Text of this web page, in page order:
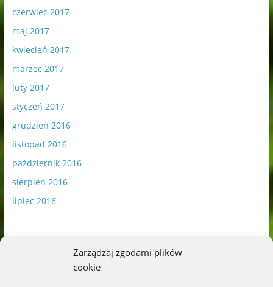
Zarządzaj zgodami plików
cookie
czerwiec 2017
maj 2017
kwiecień 2017
marzec 2017
luty 2017
styczeń 2017
grudzień 2016
listopad 2016
październik 2016
sierpień 2016
lipiec 2016